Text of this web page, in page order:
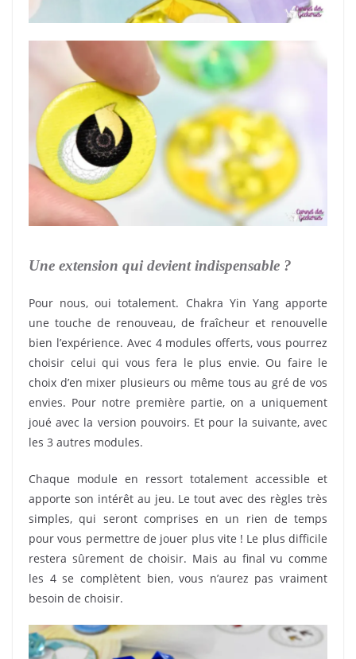
Une extension qui devient indispensable ?
Pour nous, oui totalement. Chakra Yin Yang apporte
une touche de renouveau, de fraîcheur et renouvelle
bien l’expérience. Avec 4 modules offerts, vous pourrez
choisir celui qui vous fera le plus envie. Ou faire le
choix d’en mixer plusieurs ou même tous au gré de vos
envies. Pour notre première partie, on a uniquement
joué avec la version pouvoirs. Et pour la suivante, avec
les 3 autres modules.
Chaque module en ressort totalement accessible et
apporte son intérêt au jeu. Le tout avec des règles très
simples, qui seront comprises en un rien de temps
pour vous permettre de jouer plus vite ! Le plus difficile
restera sûrement de choisir. Mais au final vu comme
les 4 se complètent bien, vous n’aurez pas vraiment
besoin de choisir.